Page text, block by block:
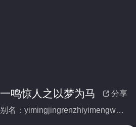
 分享
一鸣惊人之以梦为马
别名：yimingjingrenzhiyimengweima